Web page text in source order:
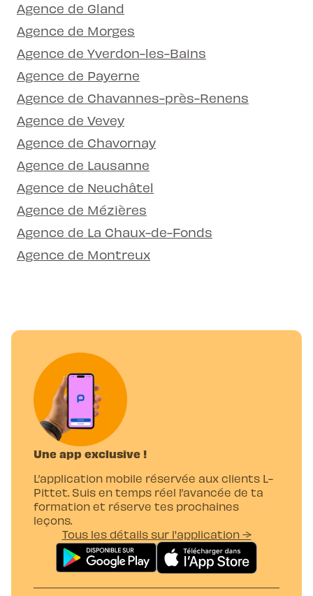
Agence de Gland
Agence de Morges
Agence de Yverdon-les-Bains
Agence de Payerne
Agence de Chavannes-près-Renens
Agence de Vevey
Agence de Chavornay
Agence de Lausanne
Agence de Neuchâtel
Agence de Mézières
Agence de La Chaux-de-Fonds
Agence de Montreux
Une app exclusive !
L’application mobile réservée aux clients L-
Pittet. Suis en temps réel l’avancée de ta
formation et réserve tes prochaines
leçons.
Tous les détails sur l'application →